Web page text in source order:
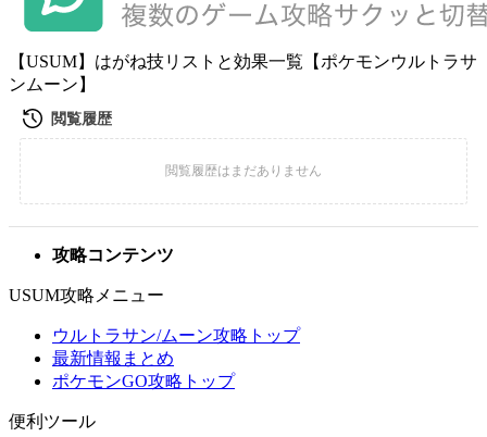
【USUM】はがね技リストと効果一覧【ポケモンウルトラサ
ンムーン】
攻略コンテンツ
USUM攻略メニュー
ウルトラサン/ムーン攻略トップ
最新情報まとめ
ポケモンGO攻略トップ
便利ツール